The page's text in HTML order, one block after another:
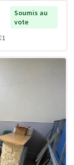
Soumis au
vote
1